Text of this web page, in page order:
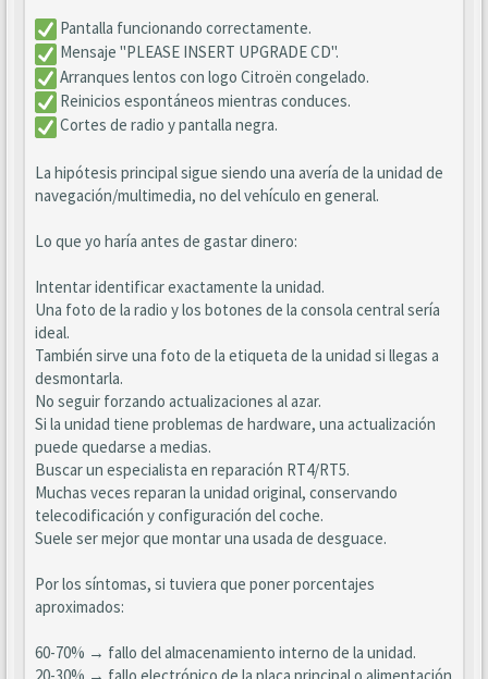
Pantalla funcionando correctamente.
Mensaje "PLEASE INSERT UPGRADE CD".
Arranques lentos con logo Citroën congelado.
Reinicios espontáneos mientras conduces.
Cortes de radio y pantalla negra.
La hipótesis principal sigue siendo una avería de la unidad de
navegación/multimedia, no del vehículo en general.
Lo que yo haría antes de gastar dinero:
Intentar identificar exactamente la unidad.
Una foto de la radio y los botones de la consola central sería
ideal.
También sirve una foto de la etiqueta de la unidad si llegas a
desmontarla.
No seguir forzando actualizaciones al azar.
Si la unidad tiene problemas de hardware, una actualización
puede quedarse a medias.
Buscar un especialista en reparación RT4/RT5.
Muchas veces reparan la unidad original, conservando
telecodificación y configuración del coche.
Suele ser mejor que montar una usada de desguace.
Por los síntomas, si tuviera que poner porcentajes
aproximados:
60-70% → fallo del almacenamiento interno de la unidad.